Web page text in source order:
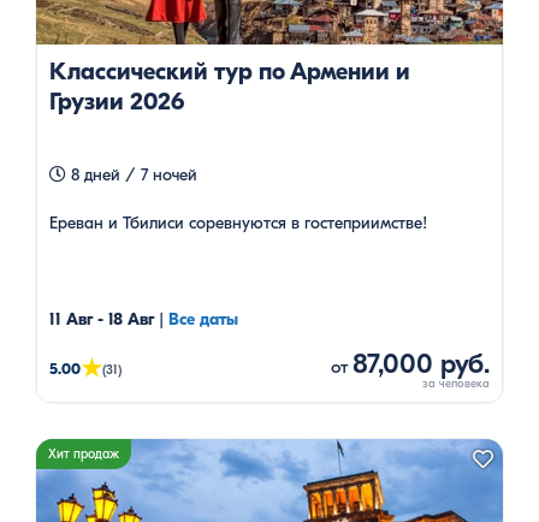
Классический тур по Армении и
Грузии 2026
8 дней / 7 ночей
Ереван и Тбилиси соревнуются в гостеприимстве!
11 Авг - 18 Авг| Все даты
5.00★(31) от87,000 руб.
Хит продаж